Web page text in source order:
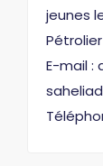
jeunes
E-mail :